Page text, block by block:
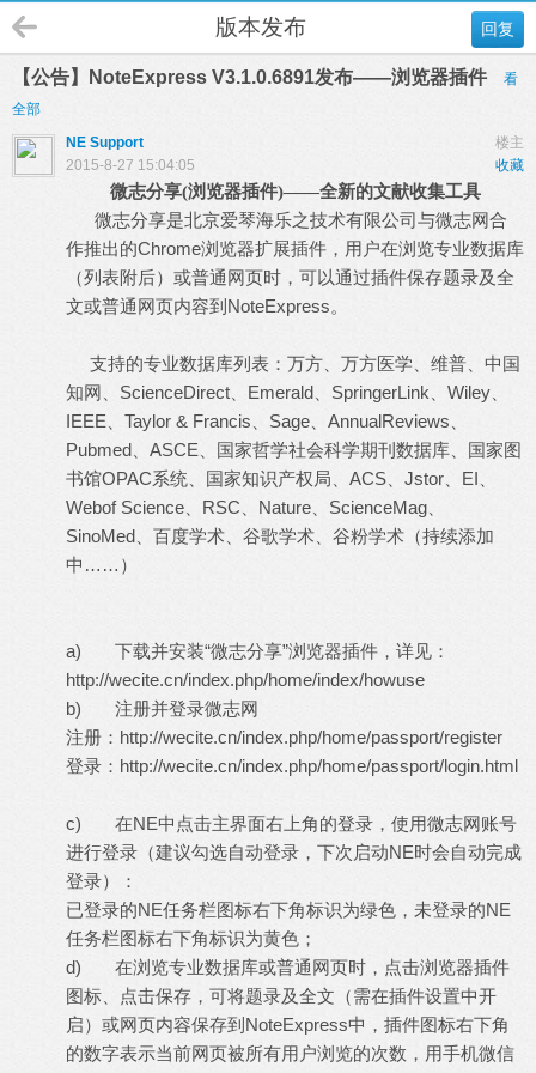
回复
版本发布
【公告】NoteExpress V3.1.0.6891发布——浏览器插件
看
全部
楼主
NE Support
收藏
2015-8-27 15:04:05
微志分享(浏览器插件)——全新的文献收集工具
微志分享是北京爱琴海乐之技术有限公司与微志网合
作推出的Chrome浏览器扩展插件，用户在浏览专业数据库
（列表附后）或普通网页时，可以通过插件保存题录及全
文或普通网页内容到NoteExpress。
支持的专业数据库列表：万方、万方医学、维普、中国
知网、ScienceDirect、Emerald、SpringerLink、Wiley、
IEEE、Taylor & Francis、Sage、AnnualReviews、
Pubmed、ASCE、国家哲学社会科学期刊数据库、国家图
书馆OPAC系统、国家知识产权局、ACS、Jstor、EI、
Webof Science、RSC、Nature、ScienceMag、
SinoMed、百度学术、谷歌学术、谷粉学术（持续添加
中……）
a) 下载并安装“微志分享”浏览器插件，详见：
http://wecite.cn/index.php/home/index/howuse
b) 注册并登录微志网
注册： http://wecite.cn/index.php/home/passport/register
登录： http://wecite.cn/index.php/home/passport/login.html
c) 在NE中点击主界面右上角的登录，使用微志网账号
进行登录（建议勾选自动登录，下次启动NE时会自动完成
登录）：
已登录的NE任务栏图标右下角标识为绿色，未登录的NE
任务栏图标右下角标识为黄色；
d) 在浏览专业数据库或普通网页时，点击浏览器插件
图标、点击保存，可将题录及全文（需在插件设置中开
启）或网页内容保存到NoteExpress中，插件图标右下角
的数字表示当前网页被所有用户浏览的次数，用手机微信